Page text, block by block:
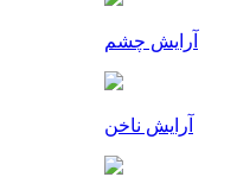
آرایش چشم
آرایش ناخن